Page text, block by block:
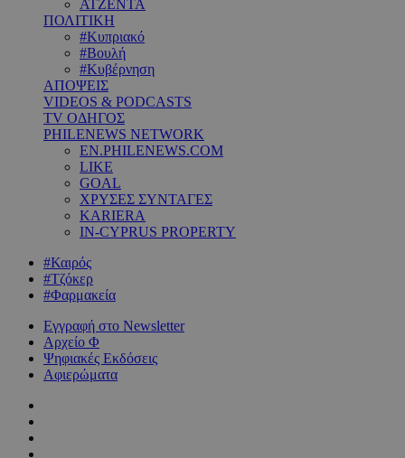
ΑΤΖΕΝΤΑ
ΠΟΛΙΤΙΚΗ
#Κυπριακό
#Βουλή
#Κυβέρνηση
ΑΠΟΨΕΙΣ
VIDEOS & PODCASTS
TV ΟΔΗΓΟΣ
PHILENEWS NETWORK
EN.PHILENEWS.COM
LIKE
GOAL
ΧΡΥΣΕΣ ΣΥΝΤΑΓΕΣ
KARIERA
IN-CYPRUS PROPERTY
#Καιρός
#Τζόκερ
#Φαρμακεία
Εγγραφή στο Newsletter
Αρχείο Φ
Ψηφιακές Εκδόσεις
Αφιερώματα